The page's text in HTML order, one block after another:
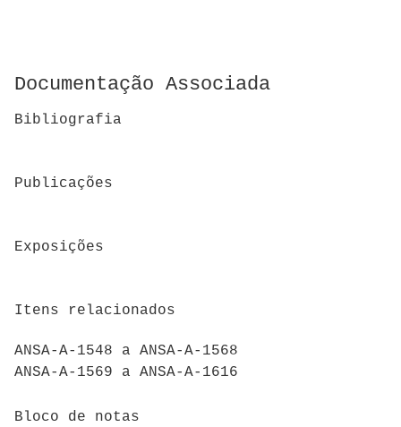
Documentação Associada
Bibliografia
Publicações
Exposições
Itens relacionados
ANSA-A-1548 a ANSA-A-1568
ANSA-A-1569 a ANSA-A-1616
Bloco de notas